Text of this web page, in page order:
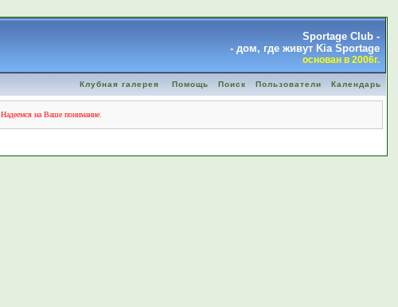
Sportage Club -
- дом, где живут Kia Sportage
основан в 2006г.
Клубная галерея Помощь Поиск Пользователи Календарь
на Ваше понимание.